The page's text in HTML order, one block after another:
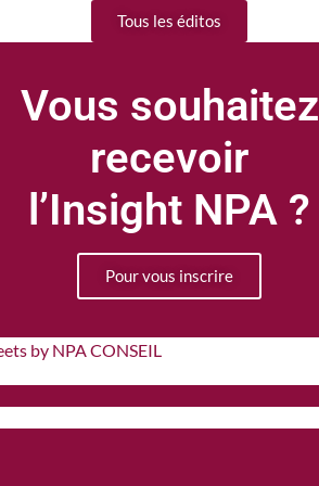
Tous les éditos
Vous souhaitez
recevoir
l’Insight NPA ?
Pour vous inscrire
by NPA CONSEIL